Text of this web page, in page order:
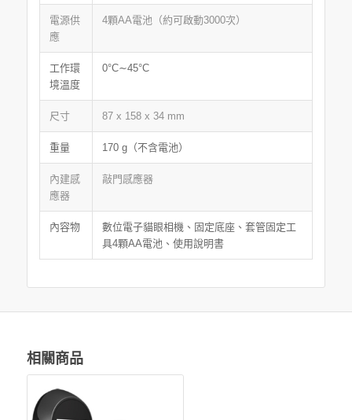
電源供
應
4顆AA電池（約可啟動3000次）
工作環
境溫度
0°C∼45°C
尺寸 87 x 158 x 34 mm
重量 170 g（不含電池）
內建感
應器
敲門感應器
內容物
數位電子貓眼相機、固定底座、套管固定工
具4顆AA電池、使用說明書
相關商品